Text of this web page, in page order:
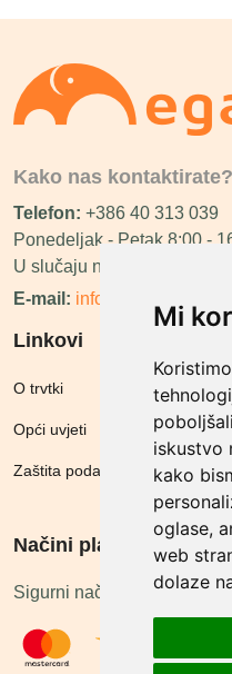
Mi
iskustvo
kako
oglase,
web
dolaze
Kako nas kontaktirate?
Telefon: +386 40 313 039
Ponedeljak - Petak 8:00 -
U slučaju neraspoloživosti
E-mail: info@megashop.hr
Linkovi
O trvtki
Opći uvjeti
Zaštita podataka
Načini plačanja
Sigurni načini plaćanja